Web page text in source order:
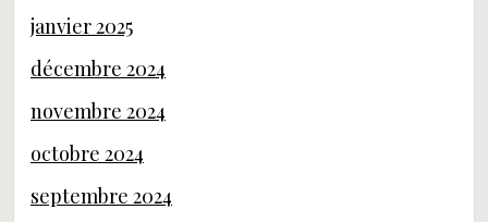
janvier 2025
décembre 2024
novembre 2024
octobre 2024
septembre 2024